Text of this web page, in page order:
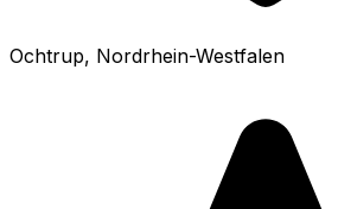
Ochtrup, Nordrhein-Westfalen